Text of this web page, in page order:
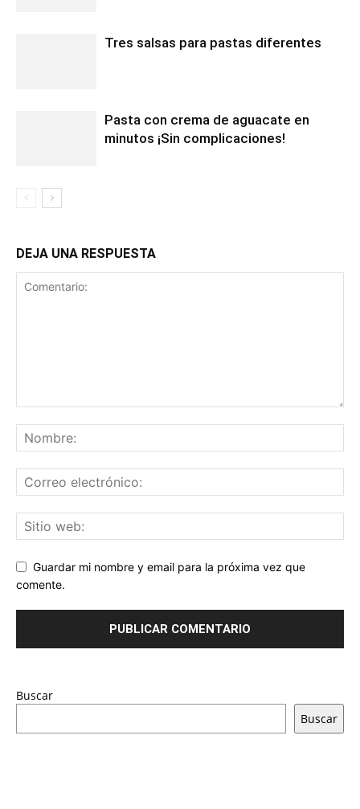
Tres salsas para pastas diferentes
Pasta con crema de aguacate en
minutos ¡Sin complicaciones!
DEJA UNA RESPUESTA
Guardar mi nombre y email para la próxima vez que
comente.
Buscar
Buscar